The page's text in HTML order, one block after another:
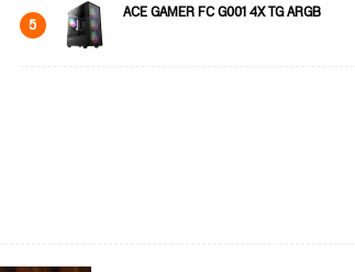
5 ACE GAMER FC G001 4X TG ARGB